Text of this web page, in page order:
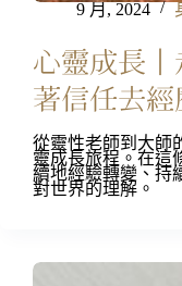
9 月, 2024
心靈成長
著信任去經
從靈性老師到大師
靈成長旅程。在這
續地經驗轉變、持
對世界的理解。